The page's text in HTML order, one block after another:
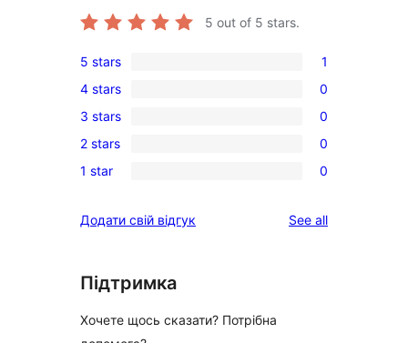
5 out of 5 stars.
1
5-
star
review
5 stars 1
0
4-
star
reviews
4 stars 0
0
3-
star
3 stars 0
0
2-
reviews
2 stars 0
0
star
1 star 0
Додати свій відгук See allreviews
Підтримка
Хочете щось сказати? Потрібна